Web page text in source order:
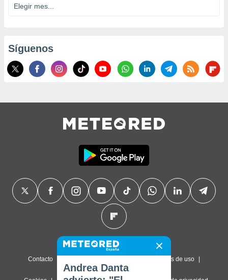
Síguenos
Contacto Términos de uso
Andrea Danta